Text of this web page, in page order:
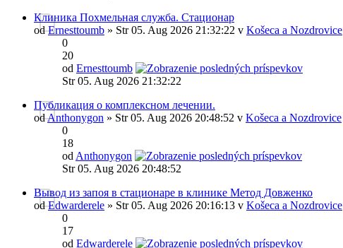
Клиника Похмельная служба. Стационар
odErnesttoumb » Str 05. Aug 2026 21:32:22 v Košeca a Nozdrovice
0
20
od Ernesttoumb
Str 05. Aug 2026 21:32:22
Публикация о комплексном лечении.
odAnthonygon » Str 05. Aug 2026 20:48:52 v Košeca a Nozdrovice
0
18
od Anthonygon
Str 05. Aug 2026 20:48:52
Вывод из запоя в стационаре в клинике Метод Довженко
odEdwarderele » Str 05. Aug 2026 20:16:13 v Košeca a Nozdrovice
0
17
od Edwarderele